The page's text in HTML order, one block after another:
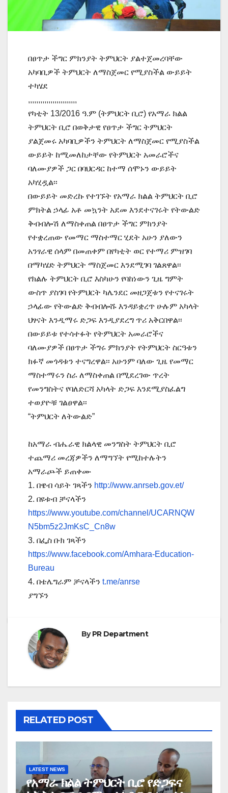
በፀጥታ ችግር ምክንያት ትምህርት ያልተጀመረባቸው
አካባቢዎች ትምህርት ለማስጀመር የሚያስችል ውይይት
ተካሄደ
,,,,,,,,,,,,,,,,,,,,,,,,
የካቲት 13/2016 ዓ.ም (ትምህርት ቢሮ) የአማራ ክልል
ትምህርት ቢሮ በወቅታዊ የፀጥታ ችግር ትምህርት
ያልጀመሩ አካባቢዎችን ትምህርት ለማስጀመር የሚያስችል
ውይይት ከሚመለከታቸው የትምህርት አመራሮችና
ባለሙያዎች ጋር በባህርዳር ከተማ ሰሞኑን ውይይት
አካሂዷል፡፡
በውይይት መድረኩ የተገኙት የአማራ ክልል ትምህርት ቢሮ
ምክትል ኃላፊ አቶ መኳንት አደመ እንደተናገሩት የትውልድ
ቅብብሎሽ ለማስቀጠል በፀጥታ ችግር ምክንያት
የተቋረጠው የመማር ማስተማር ሂደት አሁን ያለውን
አንፃራዊ ሰላም በመጠቀም በየካቲት ወር የተማሪ ምዝገባ
በማካሄድ ትምህርት ማስጀመር እንደሚገባ ገልጸዋል፡፡
የክልሉ ትምህርት ቢሮ እስካሁን የባከነውን ጊዜ ግምት
ውስጥ ያስገባ የትምህርት ካሌንደር መዘጋጀቱን የተናገሩት
ኃላፊው የትውልድ ቅብብሎሹ እንዳይቋረጥ ሁሉም አካላት
ህፃናት እንዲማሩ ድጋፍ እንዲያደረግ ጥሪ አቅርበዋል፡፡
በውይይቱ የተሳተፉት የትምህርት አመራሮችና
ባለሙያዎች በፀጥታ ችግሩ ምክንያት የትምህርት ስርዓቱን
ክፉኛ መጎዳቱን ተናግረዋል፡፡ አሁንም ባለው ጊዜ የመማር
ማስተማሩን ስራ ለማስቀጠል በሚደረገው ጥረት
የመንግስትና የባለድርሻ አካላት ድጋፍ እንደሚያስፈልግ
ተወያዮቹ ገልፀዋል፡፡
“ትምህርት ለትውልድ”
ከአማራ ብሔራዊ ክልላዊ መንግስት ትምህርት ቢሮ
ተጨማሪ መረጃዎችን ለማግኘት የሚከተሉትን
አማራጮች ይጠቀሙ
1. በዌብ ሳይት ገጻችን http://www.anrseb.gov.et/
2. በዩቱብ ቻናላችን
https://www.youtube.com/channel/UCARNQW
N5bm5z2JmKsC_Cn8w
3. በፌስ ቡክ ገጻችን
https://www.facebook.com/Amhara-Education-
Bureau
4. በቴሌግራም ቻናላችን t.me/anrse
ያግኙን
ByPR Department
RELATED POST
LATEST NEWS
የአማራ ክልል ትምህርት ቢሮ የድጋፍና